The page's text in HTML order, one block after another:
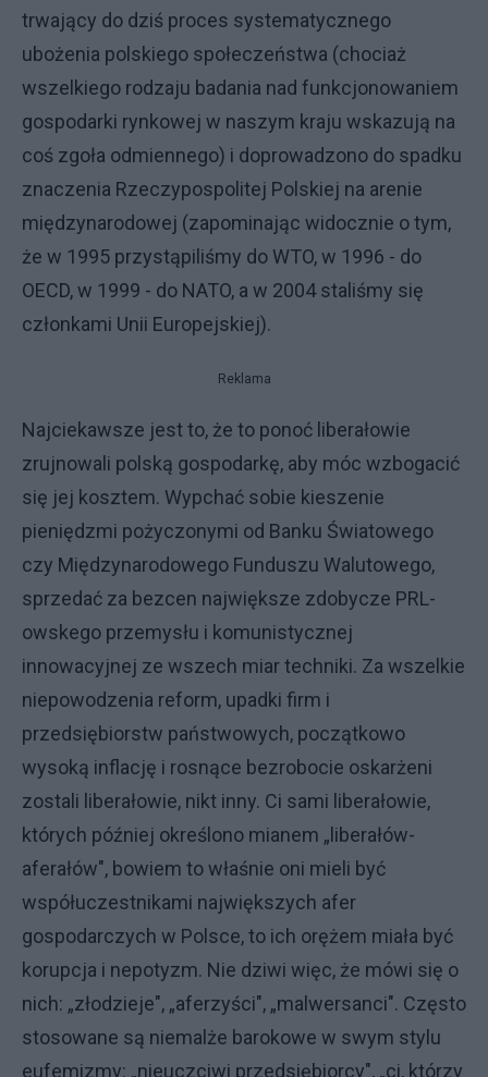
trwający do dziś proces systematycznego
ubożenia polskiego społeczeństwa (chociaż
wszelkiego rodzaju badania nad funkcjonowaniem
gospodarki rynkowej w naszym kraju wskazują na
coś zgoła odmiennego) i doprowadzono do spadku
znaczenia Rzeczypospolitej Polskiej na arenie
międzynarodowej (zapominając widocznie o tym,
że w 1995 przystąpiliśmy do WTO, w 1996 - do
OECD, w 1999 - do NATO, a w 2004 staliśmy się
członkami Unii Europejskiej).
Reklama
Najciekawsze jest to, że to ponoć liberałowie
zrujnowali polską gospodarkę, aby móc wzbogacić
się jej kosztem. Wypchać sobie kieszenie
pieniędzmi pożyczonymi od Banku Światowego
czy Międzynarodowego Funduszu Walutowego,
sprzedać za bezcen największe zdobycze PRL-
owskego przemysłu i komunistycznej
innowacyjnej ze wszech miar techniki. Za wszelkie
niepowodzenia reform, upadki firm i
przedsiębiorstw państwowych, początkowo
wysoką inflację i rosnące bezrobocie oskarżeni
zostali liberałowie, nikt inny. Ci sami liberałowie,
których później określono mianem „liberałów-
aferałów", bowiem to właśnie oni mieli być
współuczestnikami największych afer
gospodarczych w Polsce, to ich orężem miała być
korupcja i nepotyzm. Nie dziwi więc, że mówi się o
nich: „złodzieje", „aferzyści", „malwersanci". Często
stosowane są niemalże barokowe w swym stylu
eufemizmy: „nieuczciwi przedsiębiorcy", „ci, którzy